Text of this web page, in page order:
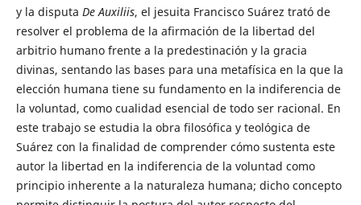
y la disputa De Auxiliis, el jesuita Francisco Suárez trató de
resolver el problema de la afirmación de la libertad del
arbitrio humano frente a la predestinación y la gracia
divinas, sentando las bases para una metafísica en la que la
elección humana tiene su fundamento en la indiferencia de
la voluntad, como cualidad esencial de todo ser racional. En
este trabajo se estudia la obra filosófica y teológica de
Suárez con la finalidad de comprender cómo sustenta este
autor la libertad en la indiferencia de la voluntad como
principio inherente a la naturaleza humana; dicho concepto